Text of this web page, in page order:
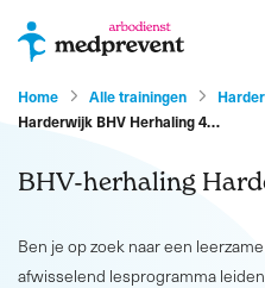
Home Alle trainingen
Harderwijk BHV Herhaling 4…
BHV-herhaling
Ben je op zoek naar een
afwisselend lesprogramma